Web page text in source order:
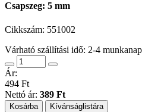
Csapszeg: 5 mm
Cikkszám: 551002
Várható szállítási idő: 2-4 munkanap
Ár:
494 Ft
Nettó ár: 389 Ft
Kosárba Kívánságlistára